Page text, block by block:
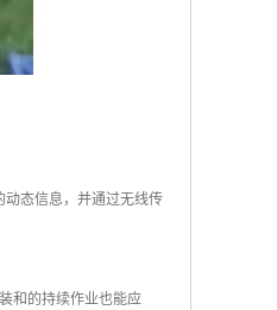
动态信息，并通过无线传
和的持续作业也能应